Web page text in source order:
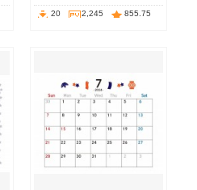
20 2,245 855.75